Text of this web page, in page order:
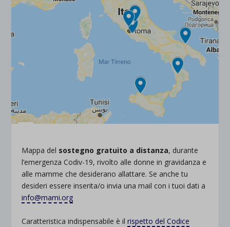
Mappa del sostegno gratuito a distanza, durante
l’emergenza Codiv-19, rivolto alle donne in gravidanza e
alle mamme che desiderano allattare. Se anche tu
desideri essere inserita/o invia una mail con i tuoi dati a
info@mami.org
Caratteristica indispensabile è ilrispetto del Codice